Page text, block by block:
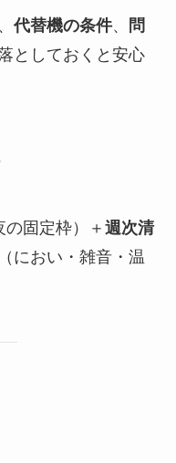
、 代替機の条件、
問
としておくと安心
の固定枠）＋ 週次清
（におい・雑音・温